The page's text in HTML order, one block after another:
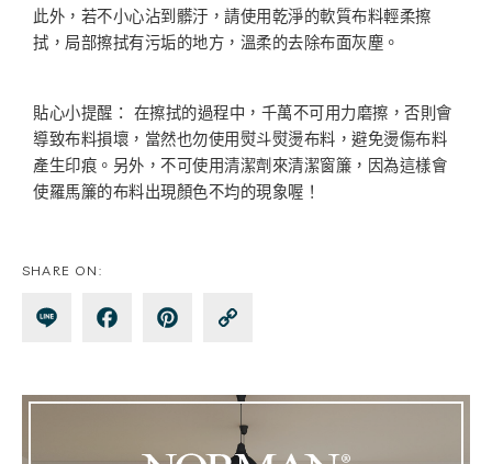
此外，若不小心沾到髒汙，請使用乾淨的軟質布料輕柔擦
拭，局部擦拭有污垢的地方，溫柔的去除布面灰塵。
貼心小提醒： 在擦拭的過程中，千萬不可用力磨擦，否則會
導致布料損壞，當然也勿使用熨斗熨燙布料，避免燙傷布料
產生印痕。另外，不可使用清潔劑來清潔窗簾，因為這樣會
使羅馬簾的布料出現顏色不均的現象喔！
SHARE ON:
Lin Fa Pin